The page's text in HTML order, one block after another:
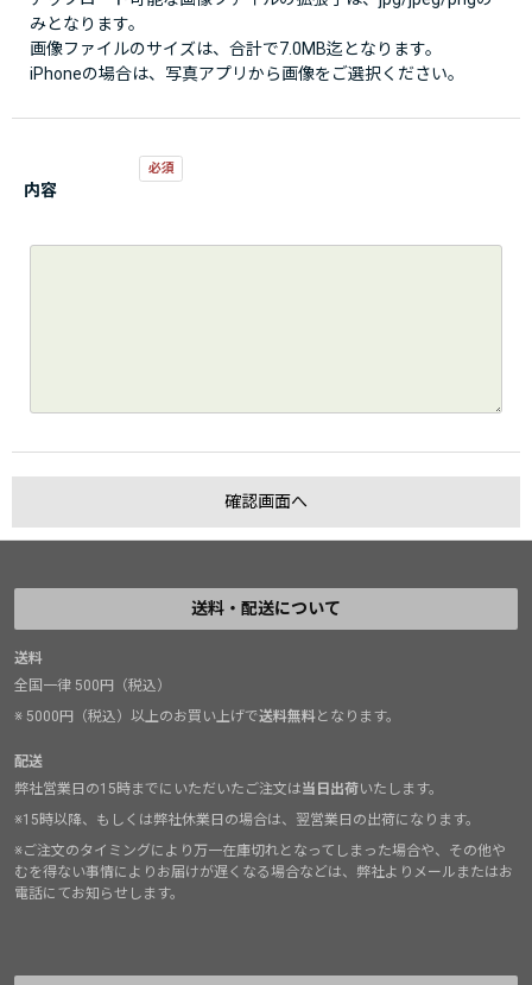
みとなります。
画像ファイルのサイズは、合計で7.0MB迄となります。
iPhoneの場合は、写真アプリから画像をご選択ください。
内容
送料・配送について
送料
全国一律 500円（税込）
※ 5000円（税込）以上のお買い上げで送料無料となります。
配送
弊社営業日の15時までにいただいたご注文は当日出荷いたします。
※15時以降、もしくは弊社休業日の場合は、翌営業日の出荷になります。
※ご注文のタイミングにより万一在庫切れとなってしまった場合や、その他や
むを得ない事情によりお届けが遅くなる場合などは、弊社よりメールまたはお
電話にてお知らせします。